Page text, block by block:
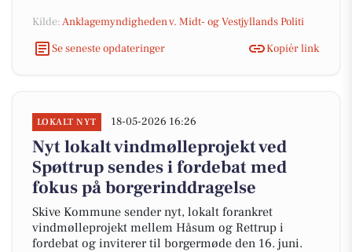
Kilde:Anklagemyndigheden v. Midt- og Vestjyllands Politi
Se seneste opdateringer
Kopiér link
LOKALT NYT 18-05-2026 16:26
Nyt lokalt vindmølleprojekt ved
Spøttrup sendes i fordebat med
fokus på borgerinddragelse
Skive Kommune sender nyt, lokalt forankret
vindmølleprojekt mellem Håsum og Rettrup i
fordebat og inviterer til borgermøde den 16. juni.